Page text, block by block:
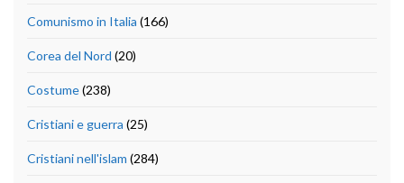
Comunismo in Italia (166)
Corea del Nord (20)
Costume(238)
Cristiani e guerra (25)
Cristiani nell'islam (284)